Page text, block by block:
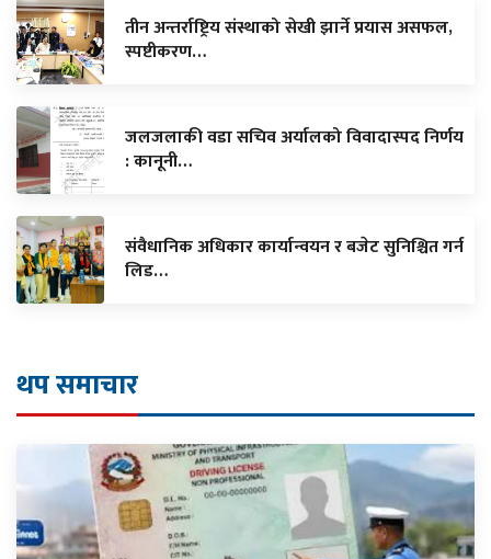
तीन अन्तर्राष्ट्रिय संस्थाको सेखी झार्ने प्रयास असफल,
स्पष्टीकरण…
जलजलाकी वडा सचिव अर्यालको विवादास्पद निर्णय
: कानूनी…
संवैधानिक अधिकार कार्यान्वयन र बजेट सुनिश्चित गर्न
लिड…
थप समाचार